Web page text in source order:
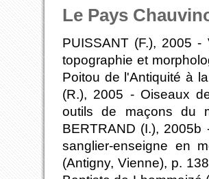
Le Pays
PUISSANT (F.), 2005
topographie et
Poitou de l'Antiquité à
(R.), 2005 - Oiseaux
outils de maçons du
BERTRAND (I.),
sanglier-enseigne en
(Antigny, Vienne), p.